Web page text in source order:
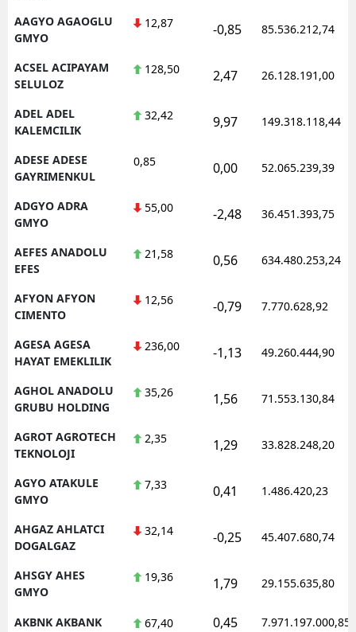
AAGYO AGAOGLU
GMYO
12,87 -0,85 85.536.212,74
ACSEL ACIPAYAM
SELULOZ
128,50 2,47 26.128.191,00
ADEL ADEL
KALEMCILIK
32,42 9,97 149.318.118,44
ADESE ADESE
GAYRIMENKUL
0,85 0,00 52.065.239,39
ADGYO ADRA
GMYO
55,00 -2,48 36.451.393,75
AEFES ANADOLU
EFES
21,58 0,56 634.480.253,24
AFYON AFYON
CIMENTO
12,56 -0,79 7.770.628,92
AGESA AGESA
HAYAT EMEKLILIK
236,00 -1,13 49.260.444,90
AGHOL ANADOLU
GRUBU HOLDING
35,26 1,56 71.553.130,84
AGROT AGROTECH
TEKNOLOJI
2,35 1,29 33.828.248,20
AGYO ATAKULE
GMYO
7,33 0,41 1.486.420,23
AHGAZ AHLATCI
DOGALGAZ
32,14 -0,25 45.407.680,74
AHSGY AHES
GMYO
19,36 1,79 29.155.635,80
AKBNK AKBANK 67,40 0,45 7.971.197.000,85